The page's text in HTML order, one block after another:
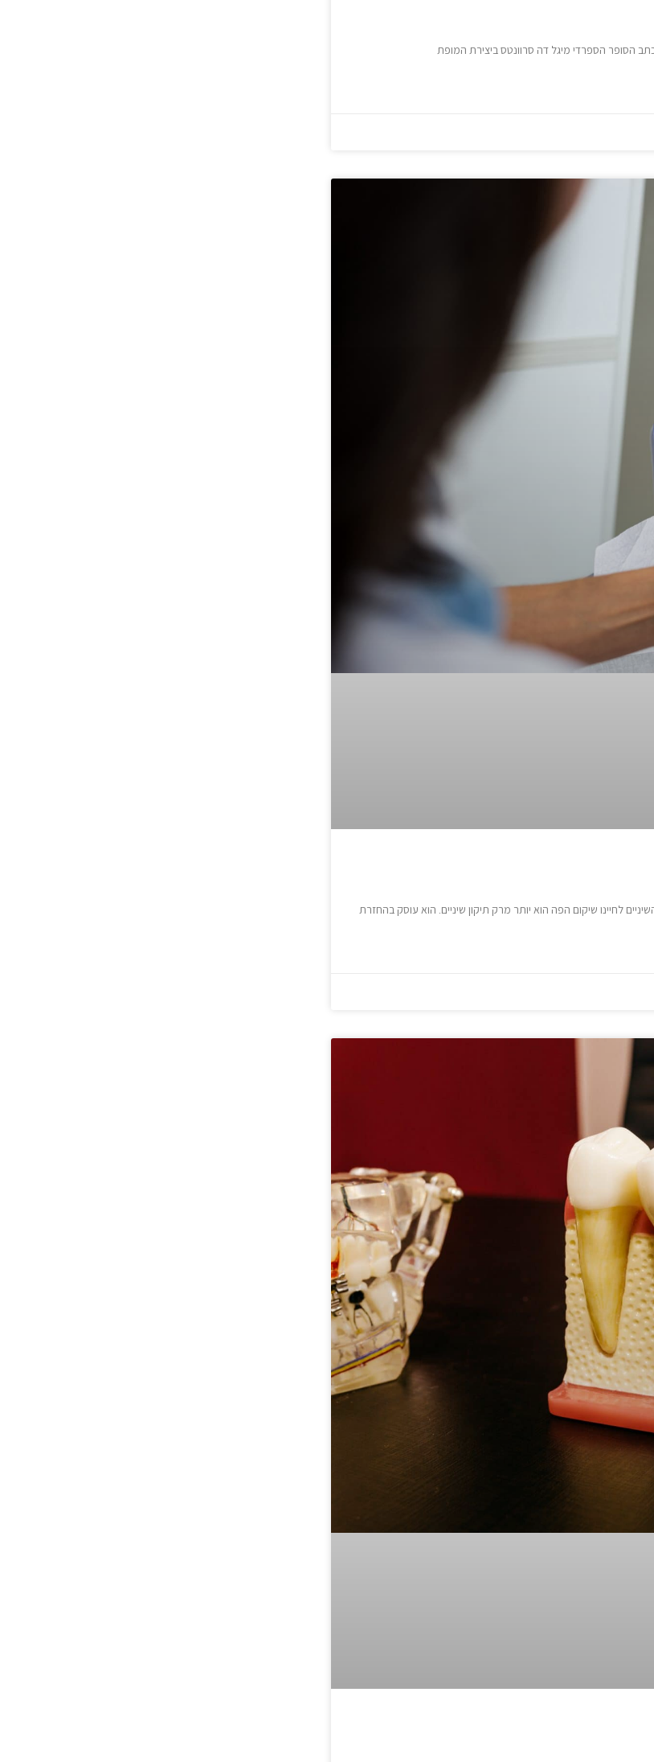
הסופר הספרדי מיגל דה סרוונטס ביצירת המופת
לחיינו שיקום הפה הוא יותר מרק תיקון שיניים. הוא עוסק בהחזרת